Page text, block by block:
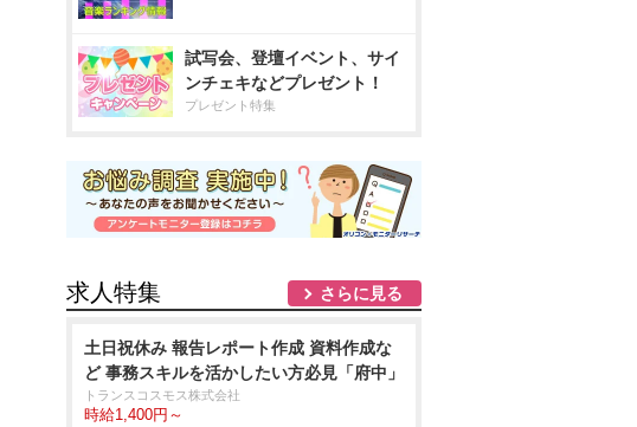
試写会、登壇イベント、サイ
ンチェキなどプレゼント！
プレゼント特集
求人特集 さらに見る
土日祝休み 報告レポート作成 資料作成な
ど 事務スキルを活かしたい方必見「府中」
トランスコスモス株式会社
時給1,400円～